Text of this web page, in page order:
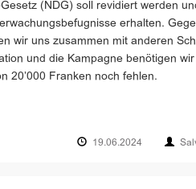
(NDG) soll revidiert werden
erhalten.
wir uns zusammen mit anderen
und die Kampagne benötigen
20’000 Franken noch fehlen.
19.06.2024